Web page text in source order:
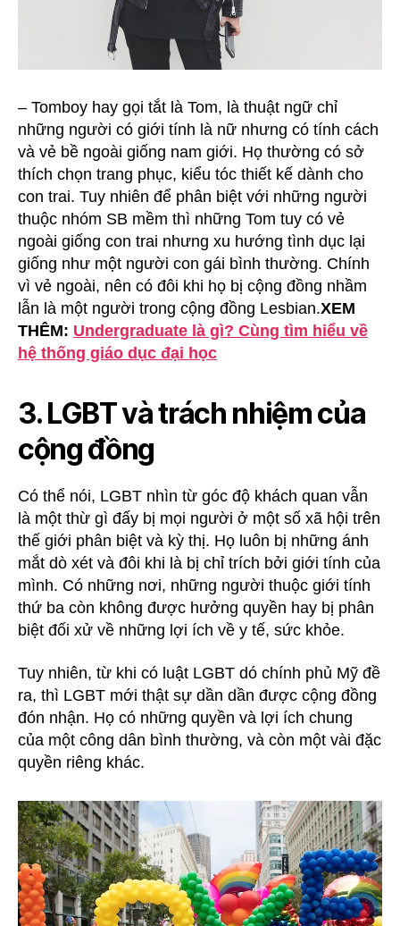
– Tomboy hay gọi tắt là Tom, là thuật ngữ chỉ
những người có giới tính là nữ nhưng có tính cách
và vẻ bề ngoài giống nam giới. Họ thường có sở
thích chọn trang phục, kiểu tóc thiết kế dành cho
con trai. Tuy nhiên để phân biệt với những người
thuộc nhóm SB mềm thì những Tom tuy có vẻ
ngoài giống con trai nhưng xu hướng tình dục lại
giống như một người con gái bình thường. Chính
vì vẻ ngoài, nên có đôi khi họ bị cộng đồng nhầm
lẫn là một người trong cộng đồng Lesbian.XEM
THÊM: Undergraduate là gì? Cùng tìm hiểu về
hệ thống giáo dục đại học
3. LGBT và trách nhiệm của
cộng đồng
Có thể nói, LGBT nhìn từ góc độ khách quan vẫn
là một thừ gì đấy bị mọi người ở một số xã hội trên
thế giới phân biệt và kỳ thị. Họ luôn bị những ánh
mắt dò xét và đôi khi là bị chỉ trích bởi giới tính của
mình. Có những nơi, những người thuộc giới tính
thứ ba còn không được hưởng quyền hay bị phân
biệt đối xử về những lợi ích về y tế, sức khỏe.
Tuy nhiên, từ khi có luật LGBT dó chính phủ Mỹ đề
ra, thì LGBT mới thật sự dần dần được cộng đồng
đón nhận. Họ có những quyền và lợi ích chung
của một công dân bình thường, và còn một vài đặc
quyền riêng khác.